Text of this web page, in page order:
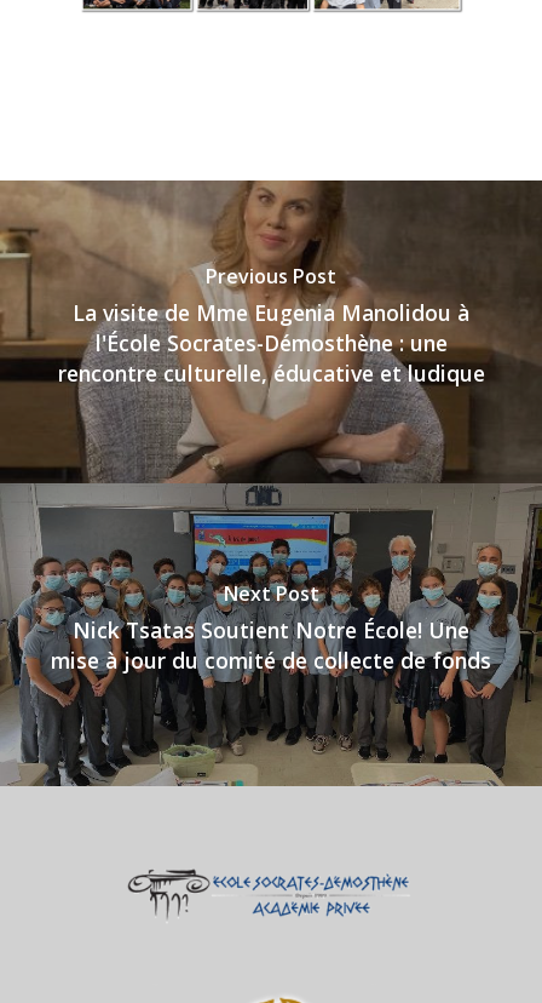
Previous Post
La visite de Mme Eugenia Manolidou à
l'École Socrates-Démosthène : une
rencontre culturelle, éducative et ludique
Next Post
Nick Tsatas Soutient Notre École! Une
mise à jour du comité de collecte de fonds